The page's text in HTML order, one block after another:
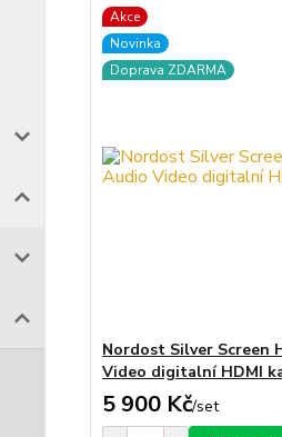
Akce
Novinka
Doprava ZDARMA
Nordost Silver Screen
Video digitalní HDMI
5 900 Kč/set